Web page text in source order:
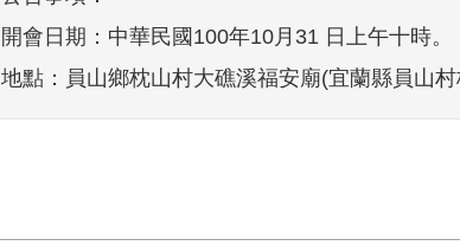
開會日期：中華民國100年10月31 日上午十時。
地點：員山鄉枕山村大礁溪福安廟(宜蘭縣員山村